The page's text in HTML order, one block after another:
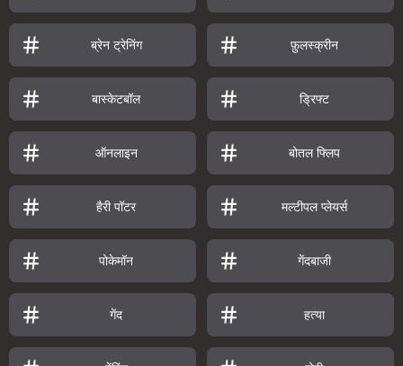
ब्रेन ट्रेनिंग फ़ुलस्क्रीन
बास्केटबॉल ड्रिफ्ट
ऑनलाइन बोतल फ्लिप
हैरी पॉटर मल्टीपल प्लेयर्स
पोकेमॉन गेंदबाजी
गेंद हत्या